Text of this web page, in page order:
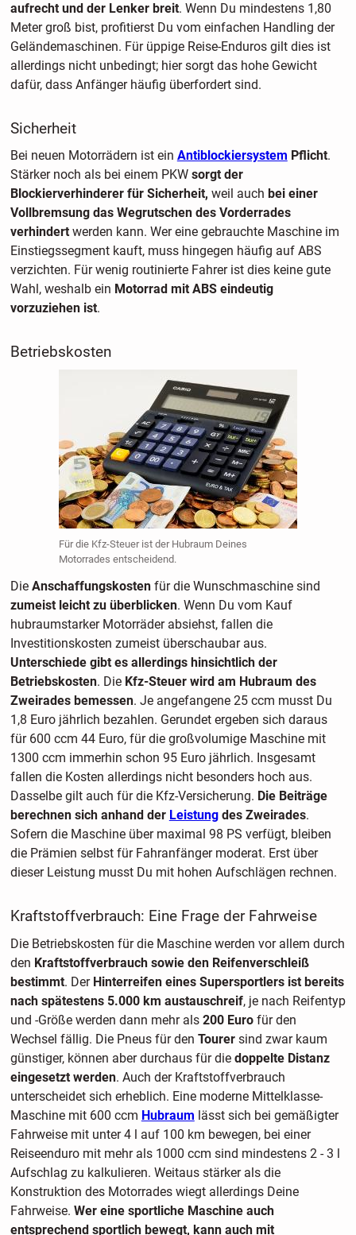
aufrecht und der Lenker breit. Wenn Du mindestens 1,80
Meter groß bist, profitierst Du vom einfachen Handling der
Geländemaschinen. Für üppige Reise-Enduros gilt dies ist
allerdings nicht unbedingt; hier sorgt das hohe Gewicht
dafür, dass Anfänger häufig überfordert sind.
Sicherheit
Bei neuen Motorrädern ist ein Antiblockiersystem Pflicht.
Stärker noch als bei einem PKW sorgt der
Blockierverhinderer für Sicherheit, weil auch bei einer
Vollbremsung das Wegrutschen des Vorderrades
verhindertwerden kann. Wer eine gebrauchte Maschine im
Einstiegssegment kauft, muss hingegen häufig auf ABS
verzichten. Für wenig routinierte Fahrer ist dies keine gute
Wahl, weshalb ein Motorrad mit ABS eindeutig
vorzuziehen ist.
Betriebskosten
Für die Kfz-Steuer ist der Hubraum Deines
Motorrades entscheidend.
Die Anschaffungskosten für die Wunschmaschine sind
zumeist leicht zu überblicken. Wenn Du vom Kauf
hubraumstarker Motorräder absiehst, fallen die
Investitionskosten zumeist überschaubar aus.
Unterschiede gibt es allerdings hinsichtlich der
Betriebskosten. Die Kfz-Steuer wird am Hubraum des
Zweirades bemessen. Je angefangene 25 ccm musst Du
1,8 Euro jährlich bezahlen. Gerundet ergeben sich daraus
für 600 ccm 44 Euro, für die großvolumige Maschine mit
1300 ccm immerhin schon 95 Euro jährlich. Insgesamt
fallen die Kosten allerdings nicht besonders hoch aus.
Dasselbe gilt auch für die Kfz-Versicherung. Die Beiträge
berechnen sich anhand der Leistungdes Zweirades.
Sofern die Maschine über maximal 98 PS verfügt, bleiben
die Prämien selbst für Fahranfänger moderat. Erst über
dieser Leistung musst Du mit hohen Aufschlägen rechnen.
Kraftstoffverbrauch: Eine Frage der Fahrweise
Die Betriebskosten für die Maschine werden vor allem durch
den Kraftstoffverbrauch sowie den Reifenverschleiß
bestimmt. Der Hinterreifen eines Supersportlers ist bereits
nach spätestens 5.000 km austauschreif, je nach Reifentyp
und -Größe werden dann mehr als 200 Eurofür den
Wechsel fällig. Die Pneus für den Tourer sind zwar kaum
günstiger, können aber durchaus für die doppelte Distanz
eingesetzt werden. Auch der Kraftstoffverbrauch
unterscheidet sich erheblich. Eine moderne Mittelklasse-
Maschine mit 600 ccm Hubraum lässt sich bei gemäßigter
Fahrweise mit unter 4 l auf 100 km bewegen, bei einer
Reiseenduro mit mehr als 1000 ccm sind mindestens 2 - 3 l
Aufschlag zu kalkulieren. Weitaus stärker als die
Konstruktion des Motorrades wiegt allerdings Deine
Fahrweise. Wer eine sportliche Maschine auch
entsprechend sportlich bewegt, kann auch mit